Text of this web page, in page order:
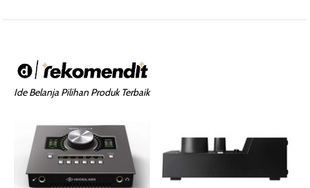
Ide Belanja Pilihan Produk Terbaik